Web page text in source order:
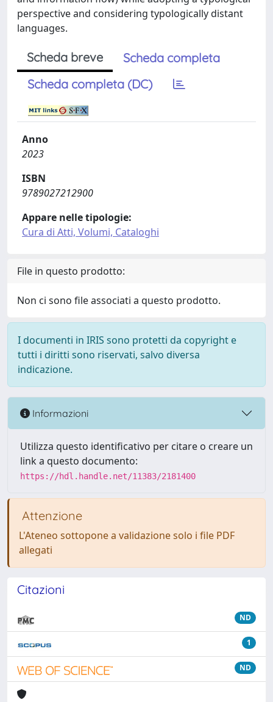
perspective and considering typologically distant
languages.
Scheda breve
Scheda completa
Scheda completa (DC)
Anno
2023
ISBN
9789027212900
Appare nelle tipologie:
Cura di Atti, Volumi, Cataloghi
File in questo prodotto:
Non ci sono file associati a questo prodotto.
I documenti in IRIS sono protetti da copyright e
tutti i diritti sono riservati, salvo diversa
indicazione.
Informazioni
Utilizza questo identificativo per citare o creare un
link a questo documento:
https://hdl.handle.net/11383/2181400
Attenzione
L'Ateneo sottopone a validazione solo i file PDF
allegati
Citazioni
ND
1
ND